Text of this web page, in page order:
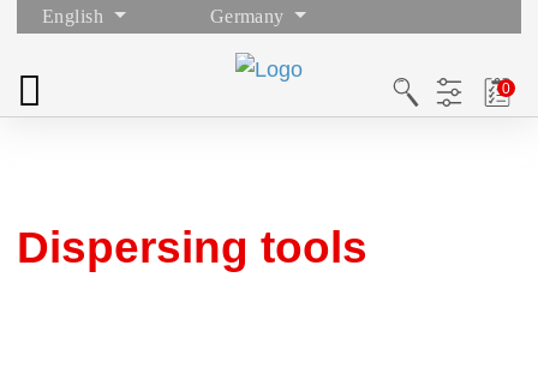
English Germany
Dispersing tools